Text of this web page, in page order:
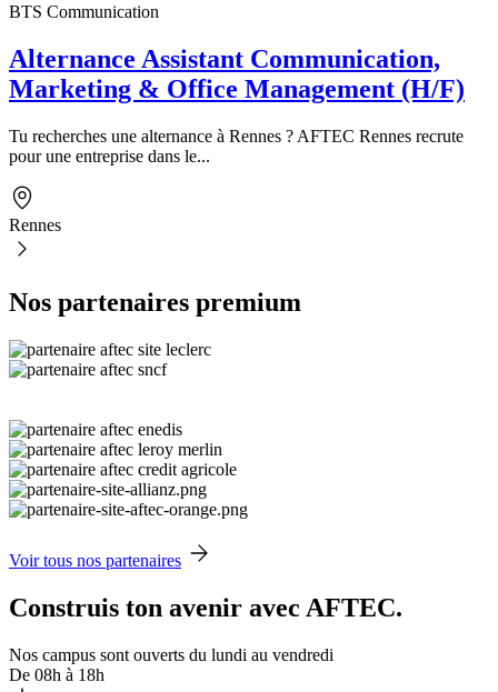
BTS Communication
Alternance Assistant Communication,
Marketing & Office Management (H/F)
Tu recherches une alternance à Rennes ? AFTEC Rennes recrute
pour une entreprise dans le...
Rennes
Nos partenaires premium
Voir tous nos partenaires
Construis ton avenir avec AFTEC.
Nos campus sont ouverts du lundi au vendredi
De 08h à 18h